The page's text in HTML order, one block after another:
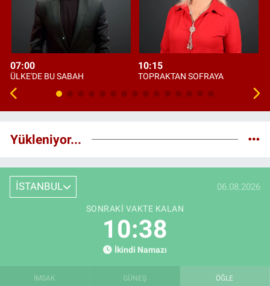
07:00
ÜLKE'DE BU SABAH
10:15
TOPRAKTAN SOFRAYA
Yükleniyor...
İSTANBUL 06.08.2026
SONRAKI VAKTE KALAN
10:38
İkindi Namazı
İMSAK GÜNEŞ ÖĞLE